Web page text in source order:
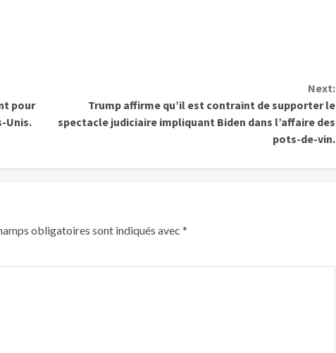
pour
Unis.
Next:
Trump affirme qu’il est contraint de supporter le
spectacle judiciaire impliquant Biden dans l’affaire des
pots-de-vin.
obligatoires sont indiqués avec *